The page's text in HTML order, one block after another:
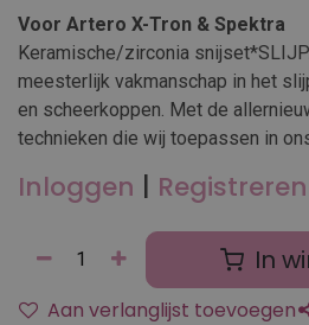
Voor Artero X-Tron & Spektra
Keramische/zirconia
meesterlijk vakmanschap in het
en scheerkoppen. Met de
technieken die wij toepassen in
Inloggen | Registreren
In
Aan verlanglijst toevoegen